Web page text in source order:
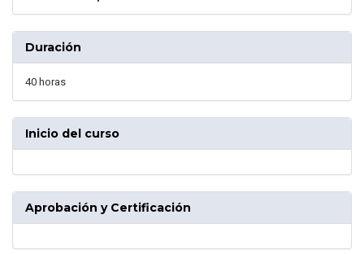
Duración
40 horas
Inicio del curso
Aprobación y Certificación